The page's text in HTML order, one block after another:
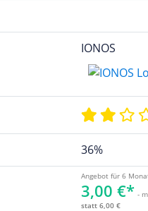
IONOS
36%
Angebot für 6
3,00 €* -
statt 6,00 €